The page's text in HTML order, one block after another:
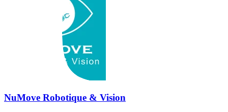
NuMove Robotique & Vision